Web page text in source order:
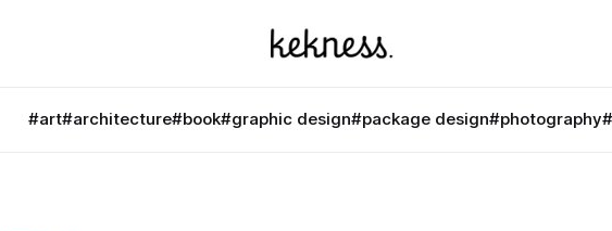
#art#architecture#book#graphic design#package design#photography